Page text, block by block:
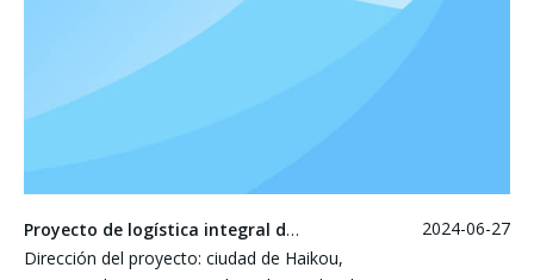
Proyecto de logística integral de control del mar de Hainan Haikou
Dirección del proyecto: ciudad de Haikou,
2024-06-27